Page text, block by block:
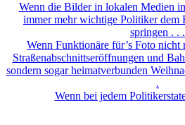
Wenn die Bilder in lokalen Medien
immer mehr wichtige Politiker dem
springen . . .
Wenn Funktionäre für’s Foto nicht
Straßenabschnittseröffnungen und
sondern sogar heimatverbunden
.
Wenn bei jedem